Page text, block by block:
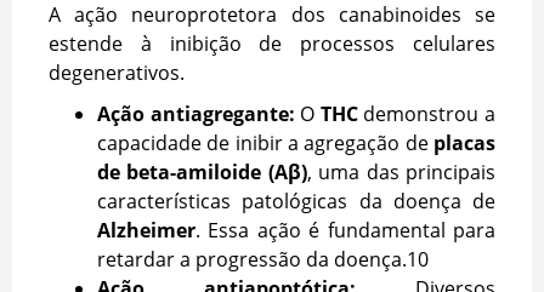
A ação neuroprotetora dos canabinoides se
estende à inibição de processos celulares
degenerativos.
Ação antiagregante: O THCdemonstrou a
capacidade de inibir a agregação de placas
de beta-amiloide (Aβ), uma das principais
características patológicas da doença de
Alzheimer. Essa ação é fundamental para
retardar a progressão da doença.10